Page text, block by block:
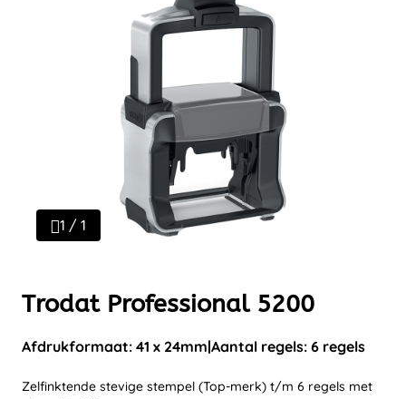
1 / 1
Trodat Professional 5200
Afdrukformaat: 41 x 24mm Aantal regels: 6 regels
Zelfinktende stevige stempel (Top-merk) t/m 6 regels met